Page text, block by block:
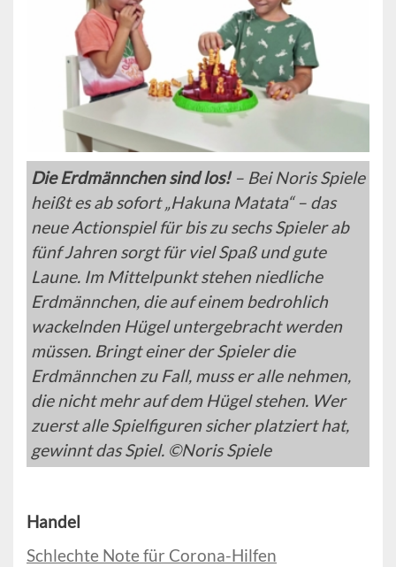
Die Erdmännchen sind los!– Bei Noris Spiele
heißt es ab sofort „Hakuna Matata“ – das
neue Actionspiel für bis zu sechs Spieler ab
fünf Jahren sorgt für viel Spaß und gute
Laune. Im Mittelpunkt stehen niedliche
Erdmännchen, die auf einem bedrohlich
wackelnden Hügel untergebracht werden
müssen. Bringt einer der Spieler die
Erdmännchen zu Fall, muss er alle nehmen,
die nicht mehr auf dem Hügel stehen. Wer
zuerst alle Spielfiguren sicher platziert hat,
gewinnt das Spiel. ©Noris Spiele
Handel
Schlechte Note für Corona-Hilfen